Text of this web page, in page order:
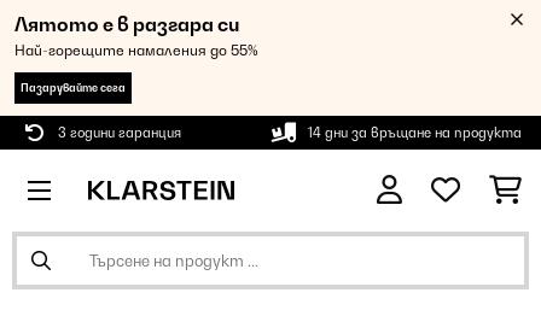
Лятото е в разгара си
Най-горещите намаления до 55%
Пазарувайте сега
3 години гаранция 14 дни за връщане на продукта